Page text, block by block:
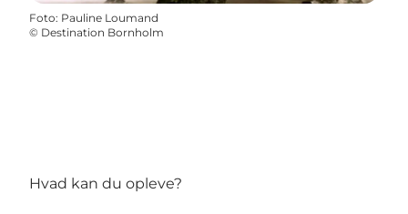
Foto: Pauline Loumand
© Destination Bornholm
Hvad kan du opleve?